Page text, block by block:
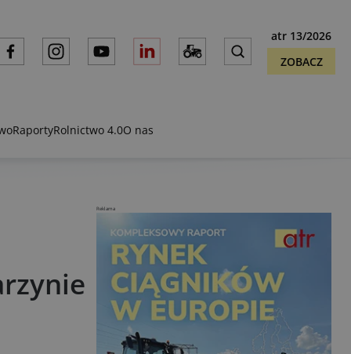
atr 13/2026
ZOBACZ
RaportyRolnictwo 4.0O nas
Reklama